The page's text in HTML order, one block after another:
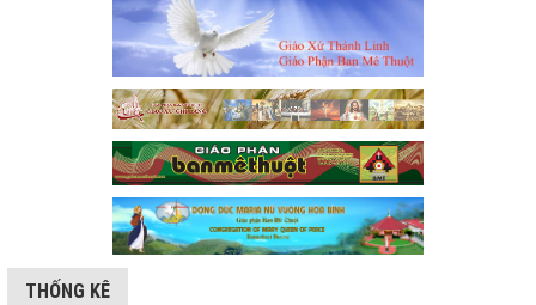
THỐNG KÊ